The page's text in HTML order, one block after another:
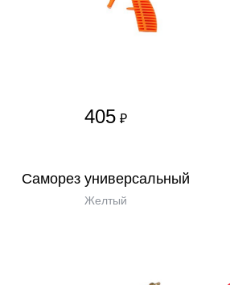
405 ₽
Саморез универсальный
Желтый